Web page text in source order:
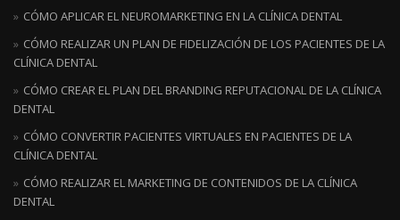
CÓMO APLICAR EL NEUROMARKETING EN LA CLÍNICA DENTAL
CÓMO REALIZAR UN PLAN DE FIDELIZACIÓN DE LOS PACIENTES DE LA
CLÍNICA DENTAL
CÓMO CREAR EL PLAN DEL BRANDING REPUTACIONAL DE LA CLÍNICA
DENTAL
CÓMO CONVERTIR PACIENTES VIRTUALES EN PACIENTES DE LA
CLÍNICA DENTAL
CÓMO REALIZAR EL MARKETING DE CONTENIDOS DE LA CLÍNICA
DENTAL